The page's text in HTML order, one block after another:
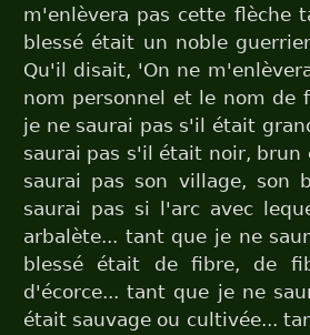
m'enlèvera pas cette flèche
blessé était un noble
Qu'il disait, 'On ne
nom personnel et le nom de
je ne saurai pas s'il était
saurai pas s'il était noir, brun
saurai pas son village, son
saurai pas si l'arc avec
arbalète... tant que je ne
blessé était de fibre, de
d'écorce... tant que je ne
était sauvage ou cultivée...